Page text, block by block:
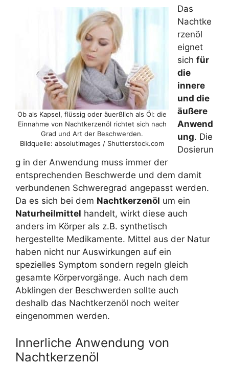
Ob als Kapsel, flüssig oder äuerßlich als Öl: die
Einnahme von Nachtkerzenöl richtet sich nach
Grad und Art der Beschwerden.
Bildquelle: absolutimages / Shutterstock.com
Das
Nachtke
rzenöl
eignet
sich für
die
innere
und die
äußere
Anwend
ung. Die
Dosierun
g in der Anwendung muss immer der
entsprechenden Beschwerde und dem damit
verbundenen Schweregrad angepasst werden.
Da es sich bei dem Nachtkerzenöl um ein
Naturheilmittel handelt, wirkt diese auch
anders im Körper als z.B. synthetisch
hergestellte Medikamente. Mittel aus der Natur
haben nicht nur Auswirkungen auf ein
spezielles Symptom sondern regeln gleich
gesamte Körpervorgänge. Auch nach dem
Abklingen der Beschwerden sollte auch
deshalb das Nachtkerzenöl noch weiter
eingenommen werden.
Innerliche Anwendung von
Nachtkerzenöl